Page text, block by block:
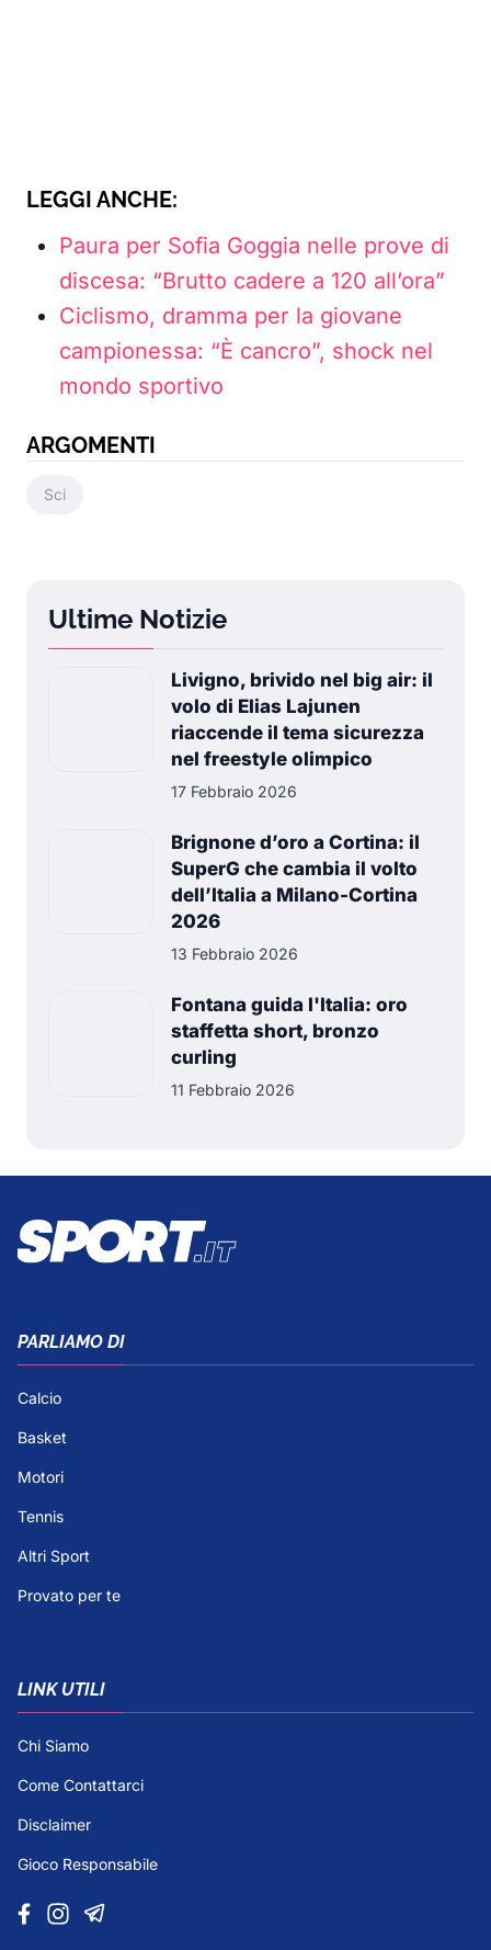
LEGGI ANCHE:
Paura per Sofia Goggia nelle prove di
discesa: “Brutto cadere a 120 all’ora”
Ciclismo, dramma per la giovane
campionessa: “È cancro”, shock nel
mondo sportivo
ARGOMENTI
Sci
Ultime Notizie
Livigno, brivido nel big air: il
volo di Elias Lajunen
riaccende il tema sicurezza
nel freestyle olimpico
17 Febbraio 2026
Brignone d’oro a Cortina: il
SuperG che cambia il volto
dell’Italia a Milano-Cortina
2026
13 Febbraio 2026
Fontana guida l'Italia: oro
staffetta short, bronzo
curling
11 Febbraio 2026
PARLIAMO DI
Calcio
Basket
Motori
Tennis
Altri Sport
Provato per te
LINK UTILI
Chi Siamo
Come Contattarci
Disclaimer
Gioco Responsabile